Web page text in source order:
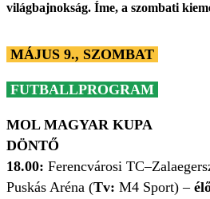
világbajnokság. Íme, a szombati
MÁJUS 9., SZOMBAT
FUTBALLPROGRAM
MOL MAGYAR KUPA
DÖNTŐ
18.00: Ferencvárosi TC–
Puskás Aréna (Tv: M4 Sport)–